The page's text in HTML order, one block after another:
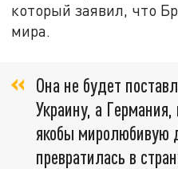
который заявил, что
мира.
Она не будет
Украину, а
якобы миролюбивую
превратилась в